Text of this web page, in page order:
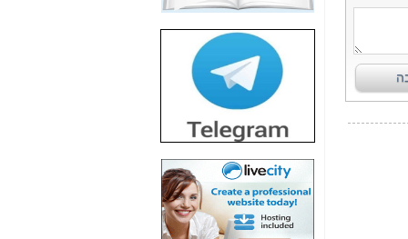
הדומה לזו של "תיק
4000" אך בתחום
הסלולר -
חשיפת מה שלא
רוצים שתדעו בעניין
פריסת אנלימיטד
(בניחוח בלתי נסבל) -
כאן
חשיפה: איוב קרא
אישר לקבוצת סלקום
בדיוק מה שביבי אישר
כאן